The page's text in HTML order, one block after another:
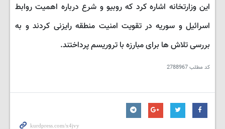
این وزارتخانه اشاره کرد که روبیو و شرع درباره اهمیت روابط
اسرائیل و سوریه در تقویت امنیت منطقه رایزنی کردند و به
بررسی تلاش ها برای مبارزه با تروریسم پرداختند.
کد مطلب2788967